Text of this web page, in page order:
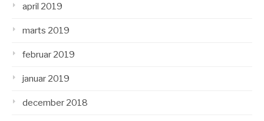
april 2019
marts 2019
februar 2019
januar 2019
december 2018